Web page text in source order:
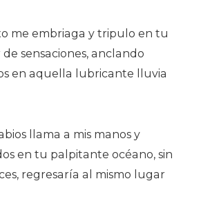
me embriaga y tripulo en tu
sensaciones, anclando
en aquella lubricante lluvia
llama a mis manos y
en tu palpitante océano, sin
regresaría al mismo lugar